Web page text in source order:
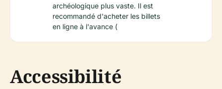
archéologique plus vaste. Il est
recommandé d'acheter les billets
en ligne à l'avance (
Accessibilité